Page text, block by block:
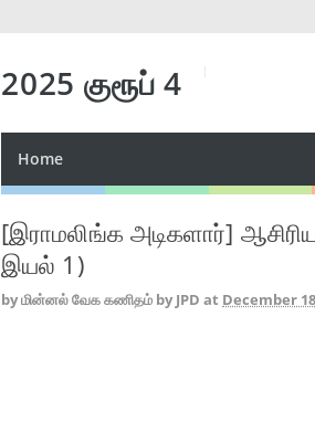
2025 குரூப் 4
Home
[இராமலிங்க அடிகளார்]
இயல் 1)
byமின்னல் வேக கணிதம் by JPD at December